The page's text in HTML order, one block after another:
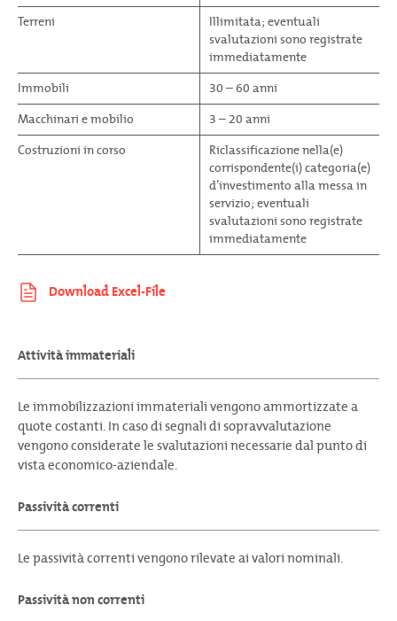
Terreni
Illimitata; eventuali
svalutazioni sono registrate
immediatamente
Immobili
30 – 60 anni
Macchinari e mobilio
3 – 20 anni
Costruzioni in corso
Riclassificazione nella(e)
corrispondente(i) categoria(e)
d’investimento alla messa in
servizio; eventuali
svalutazioni sono registrate
immediatamente
Attività immateriali
Le immobilizzazioni immateriali vengono ammortizzate a
quote costanti. In caso di segnali di sopravvalutazione
vengono considerate le svalutazioni necessarie dal punto di
vista economico-aziendale.
Passività correnti
Le passività correnti vengono rilevate ai valori nominali.
Passività non correnti